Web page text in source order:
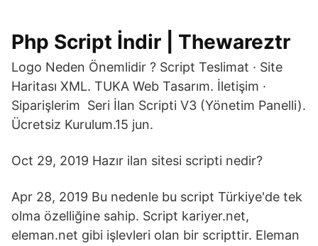
Php Script İndir | Thewareztr
Logo Neden Önemlidir ? Script Teslimat · Site
Haritası XML. TUKA Web Tasarım. İletişim ·
Siparişlerim Seri İlan Scripti V3 (Yönetim Panelli).
Ücretsiz Kurulum.15 jun.
Oct 29, 2019 Hazır ilan sitesi scripti nedir?
Apr 28, 2019 Bu nedenle bu script Türkiye'de tek
olma özelliğine sahip. Script kariyer.net,
eleman.net gibi işlevleri olan bir scripttir. Eleman